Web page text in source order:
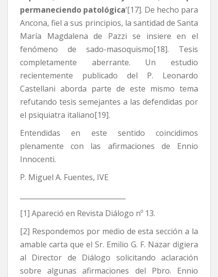
permaneciendo patológica‘[17]. De hecho para
Ancona, fiel a sus principios, la santidad de Santa
María Magdalena de Pazzi se insiere en el
fenómeno de sado-masoquismo[18]. Tesis
completamente aberrante. Un estudio
recientemente publicado del P. Leonardo
Castellani aborda parte de este mismo tema
refutando tesis semejantes a las defendidas por
el psiquiatra italiano[19].
Entendidas en este sentido coincidimos
plenamente con las afirmaciones de Ennio
Innocenti.
P. Miguel A. Fuentes, IVE
[1] Apareció en Revista Diálogo nº 13.
[2] Respondemos por medio de esta sección a la
amable carta que el Sr. Emilio G. F. Nazar digiera
al Director de Diálogo solicitando aclaración
sobre algunas afirmaciones del Pbro. Ennio